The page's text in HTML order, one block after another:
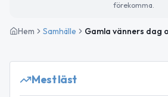
förekomma.
Hem Samhälle
Mest läst